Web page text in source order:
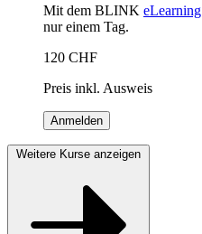
Mit dem BLINK eLearning
nur einem Tag.
120 CHF
Preis inkl. Ausweis
Anmelden
Weitere Kurse anzeigen